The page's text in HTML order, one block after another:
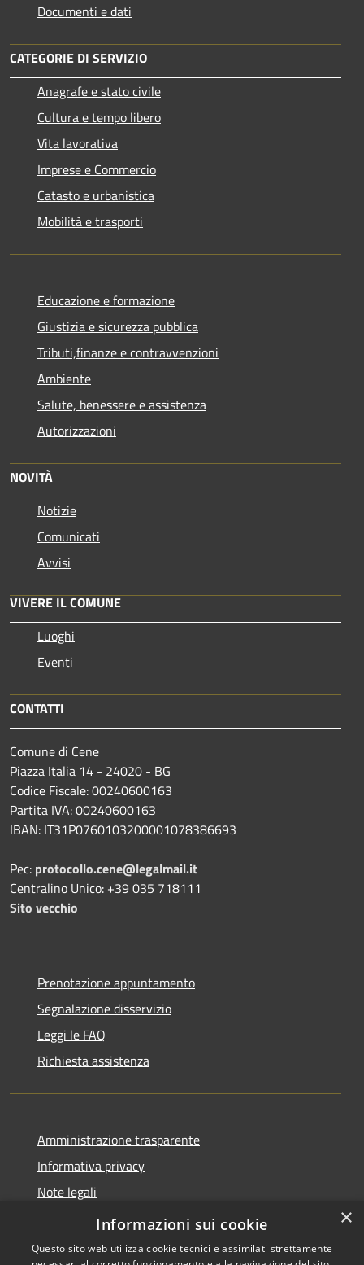
Documenti e dati
CATEGORIE DI SERVIZIO
Anagrafe e stato civile
Cultura e tempo libero
Vita lavorativa
Imprese e Commercio
Catasto e urbanistica
Mobilità e trasporti
Educazione e formazione
Giustizia e sicurezza pubblica
Tributi,finanze e contravvenzioni
Ambiente
Salute, benessere e assistenza
Autorizzazioni
NOVITÀ
Notizie
Comunicati
Avvisi
VIVERE IL COMUNE
Luoghi
Eventi
CONTATTI
Comune di Cene
Piazza Italia 14 - 24020 - BG
Codice Fiscale: 00240600163
Partita IVA: 00240600163
IBAN: IT31P0760103200001078386693
Pec: protocollo.cene@legalmail.it
Centralino Unico: +39 035 718111
Sito vecchio
Prenotazione appuntamento
Segnalazione disservizio
Leggi le FAQ
Richiesta assistenza
Amministrazione trasparente
Informativa privacy
Note legali
Dichiarazione di accessibilità
×
Informazioni sui cookie
Questo sito web utilizza cookie tecnici e assimilati strettamente